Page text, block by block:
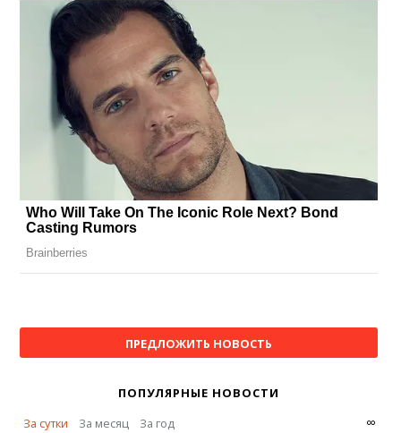
ПРЕДЛОЖИТЬ НОВОСТЬ
ПОПУЛЯРНЫЕ НОВОСТИ
За сутки
За месяц За год ∞